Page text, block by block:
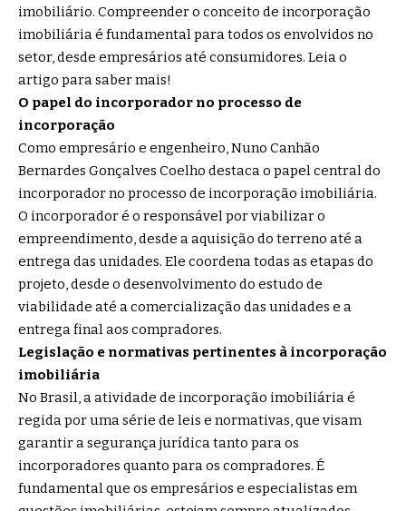
imobiliário. Compreender o conceito de incorporação
imobiliária é fundamental para todos os envolvidos no
setor, desde empresários até consumidores. Leia o
artigo para saber mais!
O papel do incorporador no processo de
incorporação
Como empresário e engenheiro, Nuno Canhão
Bernardes Gonçalves Coelho destaca o papel central do
incorporador no processo de incorporação imobiliária.
O incorporador é o responsável por viabilizar o
empreendimento, desde a aquisição do terreno até a
entrega das unidades. Ele coordena todas as etapas do
projeto, desde o desenvolvimento do estudo de
viabilidade até a comercialização das unidades e a
entrega final aos compradores.
Legislação e normativas pertinentes à incorporação
imobiliária
No Brasil, a atividade de incorporação imobiliária é
regida por uma série de leis e normativas, que visam
garantir a segurança jurídica tanto para os
incorporadores quanto para os compradores. É
fundamental que os empresários e especialistas em